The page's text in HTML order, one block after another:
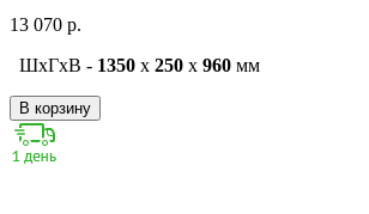
13 070 р.
ШxГxВ - 1350 x 250 x 960 мм
В корзину